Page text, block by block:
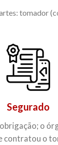
tomador
Segurado
o
contratou o